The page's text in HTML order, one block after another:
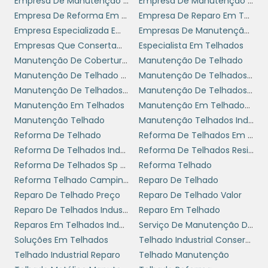
durante a negociação, para garantir que a
empresa escolhida possa atendê-las
plenamente.
MANUTENÇÃO PREVENTIVA
VS. CORRETIVA: ENTENDA A
DIFERENÇA
Entender a diferença entre manutenção
preventiva e corretiva é fundamental para o
gerenciamento eficaz de seu telhado. A
manutenção preventiva, como o próprio
nome indica, é feita para evitar problemas
futuros. Isso inclui inspeções regulares e
reparos menores, que ajudam a manter a
estrutura em condições ideais. Como
resultado, os negócios podem evitar gastos
excessivos e falhas inesperadas que poderiam
Empresa De Reforma Em Telhado Industrial
Empresa De Reparo Em Telhas Metálicas
Empresa Especializada Em Telhados
Empresas De Manutenção De Telhados
Empresas Que Consertam Telhados
Especialista Em Telhados
Manutenção De Coberturas
Manutenção De Telhado
Manutenção De Telhado De Galpão
Manutenção De Telhados Em Sp
Manutenção De Telhados Industriais
Manutenção De Telhados Industriais Sp
Manutenção Em Telhados
Manutenção Em Telhados Industriais
Manutenção Telhado
Manutenção Telhados Industriais
Reforma De Telhado
Reforma De Telhados Em Sp
Reforma De Telhados Industriais
Reforma De Telhados Residenciais
Reforma De Telhados Sp Zona Leste
Reforma Telhado
Reforma Telhado Campinas
Reparo De Telhado
Reparo De Telhado Preço
Reparo De Telhado Valor
Reparo De Telhados Industriais Sp
Reparo Em Telhado
Reparos Em Telhados Industriais
Serviço De Manutenção De Telhado
Soluções Em Telhados
Telhado Industrial Conserto
Telhado Industrial Reparo
Telhado Manutenção